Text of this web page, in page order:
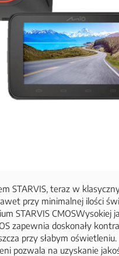
STARVIS, teraz w
przy minimalnej ilości
STARVIS CMOSWysokiej
zapewnia doskonały
przy słabym oświetleniu.
pozwala na uzyskanie